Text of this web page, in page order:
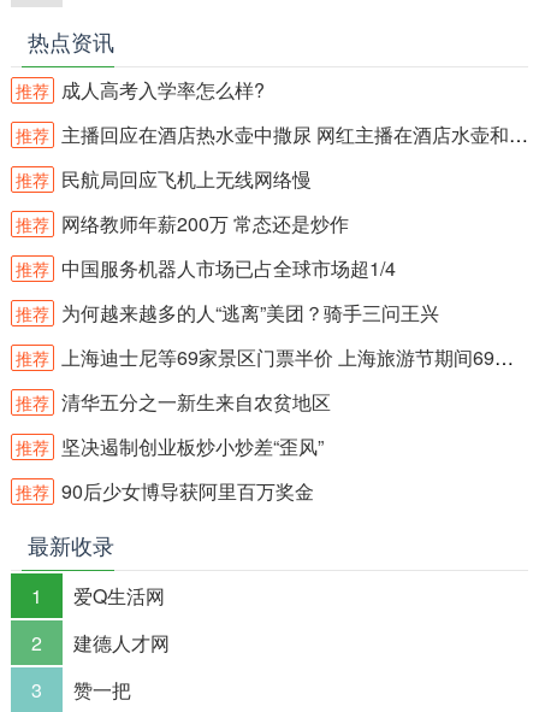
热点资讯
推荐 成人高考入学率怎么样?
推荐 主播回应在酒店热水壶中撒尿 网红主播在酒店水壶和沐浴露内撒尿？
推荐 民航局回应飞机上无线网络慢
推荐 网络教师年薪200万 常态还是炒作
推荐 中国服务机器人市场已占全球市场超1/4
推荐 为何越来越多的人“逃离”美团？骑手三问王兴
推荐 上海迪士尼等69家景区门票半价 上海旅游节期间69家景区门票半价
推荐 清华五分之一新生来自农贫地区
推荐 坚决遏制创业板炒小炒差“歪风”
推荐 90后少女博导获阿里百万奖金
最新收录
1
爱Q生活网
2
建德人才网
3
赞一把